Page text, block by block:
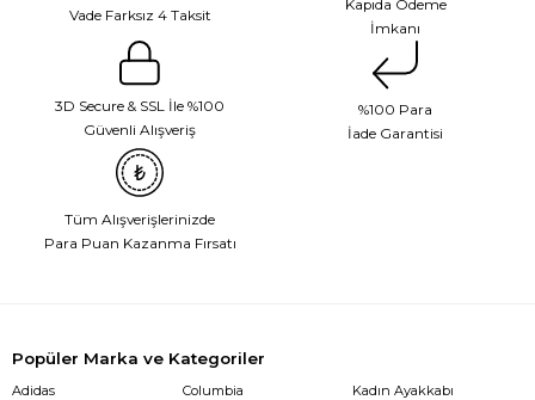
Vade Farksız 4 Taksit
Kapıda Ödeme
İmkanı
3D Secure & SSL İle %100
Güvenli Alışveriş
%100 Para
İade Garantisi
Tüm Alışverişlerinizde
Para Puan Kazanma Fırsatı
Popüler Marka ve Kategoriler
Adidas
Columbia
Kadın Ayakkabı